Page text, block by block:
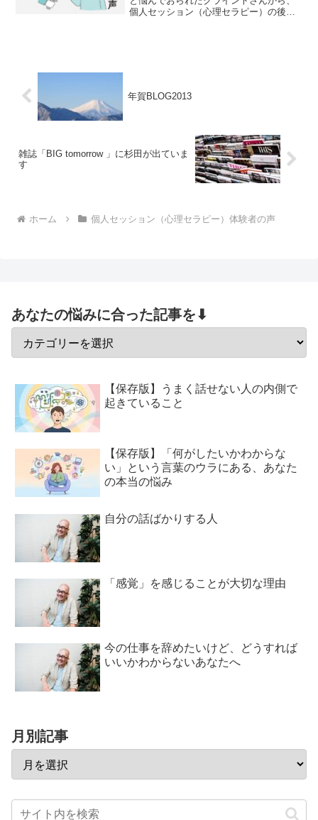
個人セッション（心理セラピー）の後に
年賀BLOG2013
雑誌「BIG tomorrow 」に杉田が出ていま
す
ホーム 個人セッション（心理セラピー）体験者の声
あなたの悩みに合った記事を⬇
【保存版】うまく話せない人の内側で
起きていること
【保存版】「何がしたいかわからな
い」という言葉のウラにある、あなた
の本当の悩み
自分の話ばかりする人
「感覚」を感じることが大切な理由
今の仕事を辞めたいけど、どうすれば
いいかわからないあなたへ
月別記事